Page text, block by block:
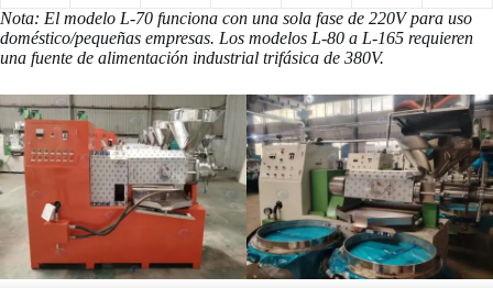
Nota: El modelo L-70 funciona con una sola fase de 220V para uso
doméstico/pequeñas empresas. Los modelos L-80 a L-165 requieren
una fuente de alimentación industrial trifásica de 380V.